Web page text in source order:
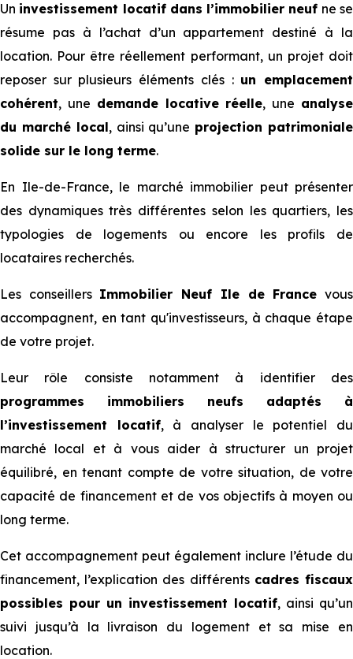
Un investissement locatif dans l’immobilier neuf ne se
résume pas à l’achat d’un appartement destiné à la
location. Pour être réellement performant, un projet doit
reposer sur plusieurs éléments clés : un emplacement
cohérent, une demande locative réelle, une analyse
du marché local, ainsi qu’une projection patrimoniale
solide sur le long terme.
En Ile-de-France, le marché immobilier peut présenter
des dynamiques très différentes selon les quartiers, les
typologies de logements ou encore les profils de
locataires recherchés.
Les conseillers Immobilier Neuf Ile de France vous
accompagnent, en tant qu'investisseurs, à chaque étape
de votre projet.
Leur rôle consiste notamment à identifier des
programmes immobiliers neufs adaptés à
l’investissement locatif, à analyser le potentiel du
marché local et à vous aider à structurer un projet
équilibré, en tenant compte de votre situation, de votre
capacité de financement et de vos objectifs à moyen ou
long terme.
Cet accompagnement peut également inclure l’étude du
financement, l’explication des différents cadres fiscaux
possibles pour un investissement locatif, ainsi qu’un
suivi jusqu’à la livraison du logement et sa mise en
location.